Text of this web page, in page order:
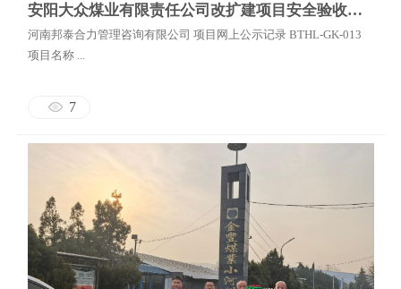
安阳大众煤业有限责任公司改扩建项目安全验收评价报告
河南邦泰合力管理咨询有限公司 项目网上公示记录 BTHL-GK-013
项目名称 ...
7